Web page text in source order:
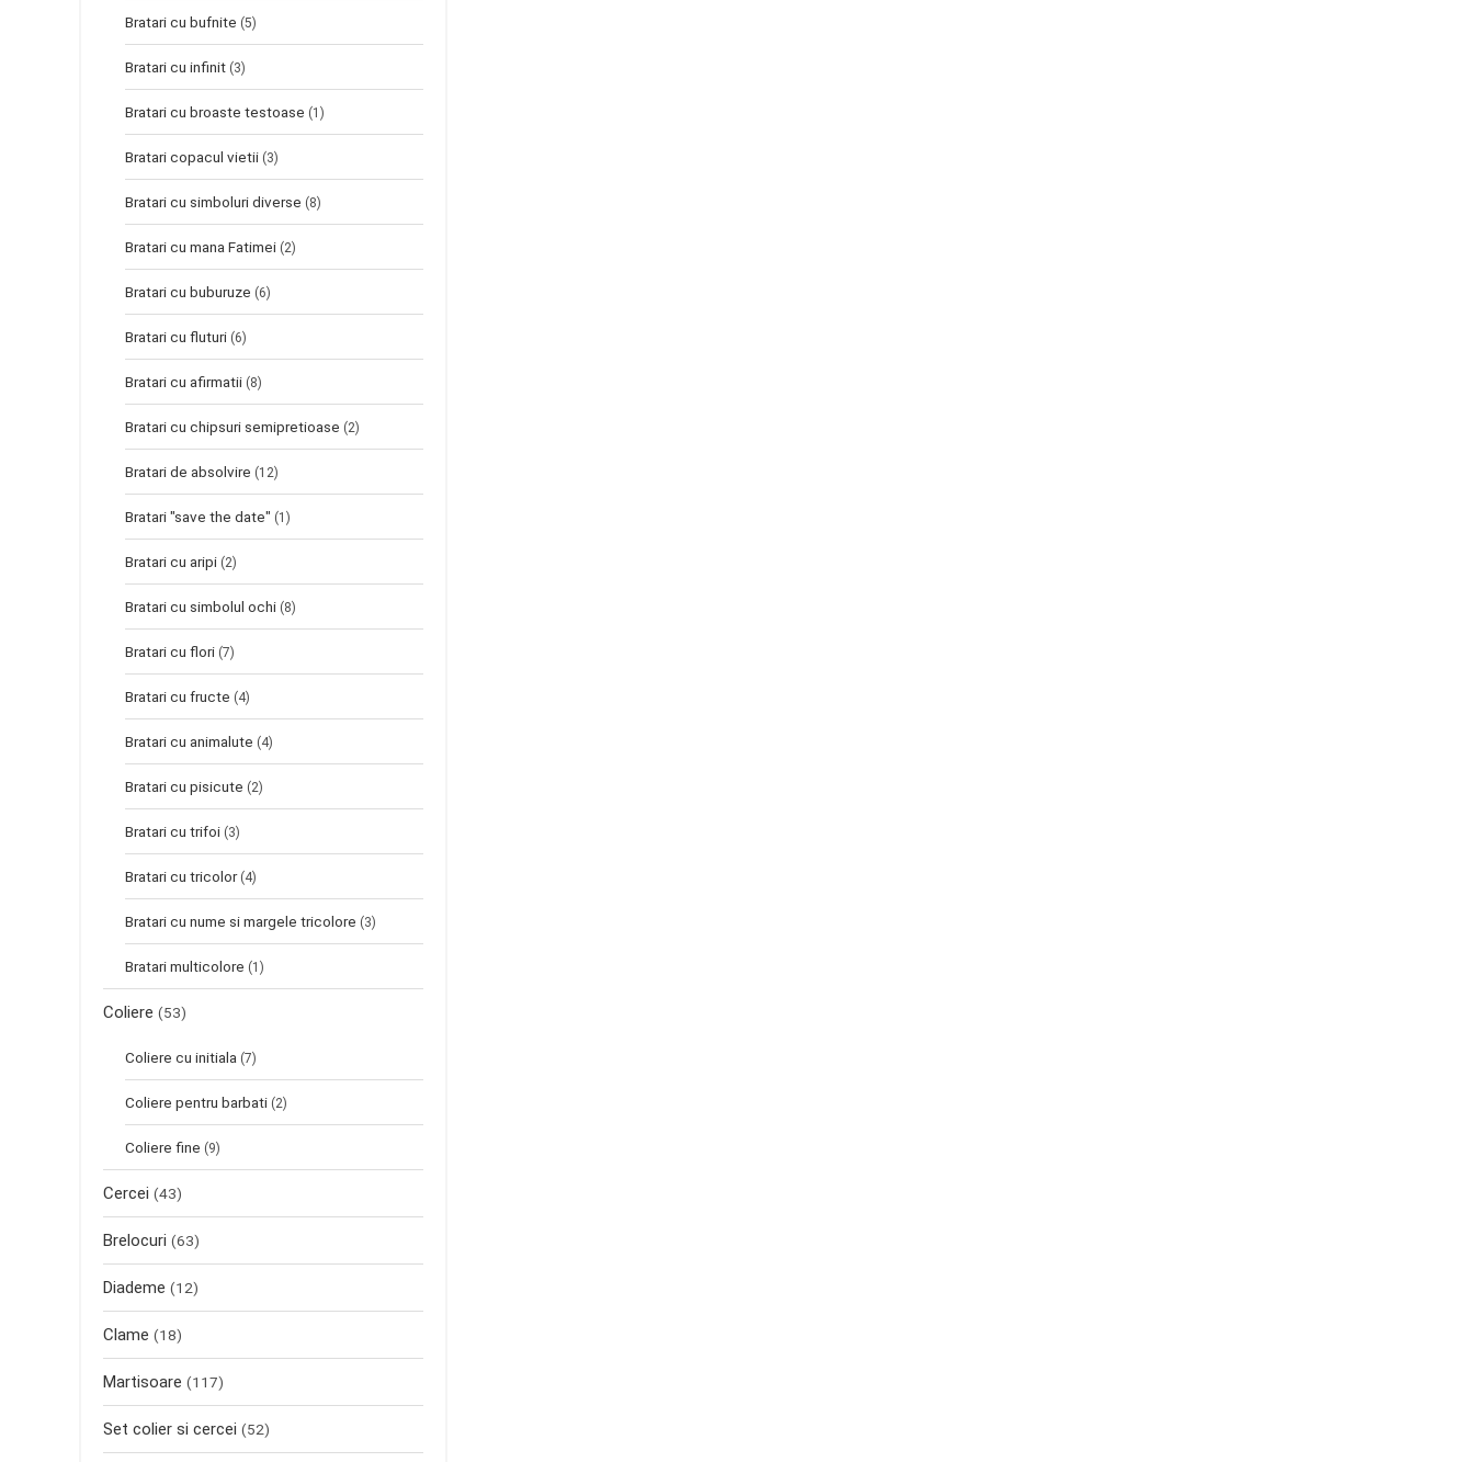
Bratari cu bufnite (5)
Bratari cu infinit (3)
Bratari cu broaste testoase (1)
Bratari copacul vietii (3)
Bratari cu simboluri diverse (8)
Bratari cu mana Fatimei (2)
Bratari cu buburuze (6)
Bratari cu fluturi (6)
Bratari cu afirmatii (8)
Bratari cu chipsuri semipretioase (2)
Bratari de absolvire (12)
Bratari "save the date" (1)
Bratari cu aripi (2)
Bratari cu simbolul ochi (8)
Bratari cu flori (7)
Bratari cu fructe (4)
Bratari cu animalute (4)
Bratari cu pisicute (2)
Bratari cu trifoi (3)
Bratari cu tricolor (4)
Bratari cu nume si margele tricolore (3)
Bratari multicolore (1)
Coliere (53)
Coliere cu initiala (7)
Coliere pentru barbati (2)
Coliere fine (9)
Cercei (43)
Brelocuri (63)
Diademe (12)
Clame (18)
Martisoare (117)
Set colier si cercei (52)